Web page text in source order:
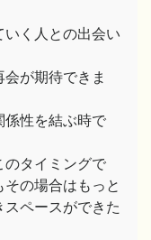
く人との出会い
が期待できま
係性を結ぶ時で
のタイミングで
の場合はもっと
ペースができた